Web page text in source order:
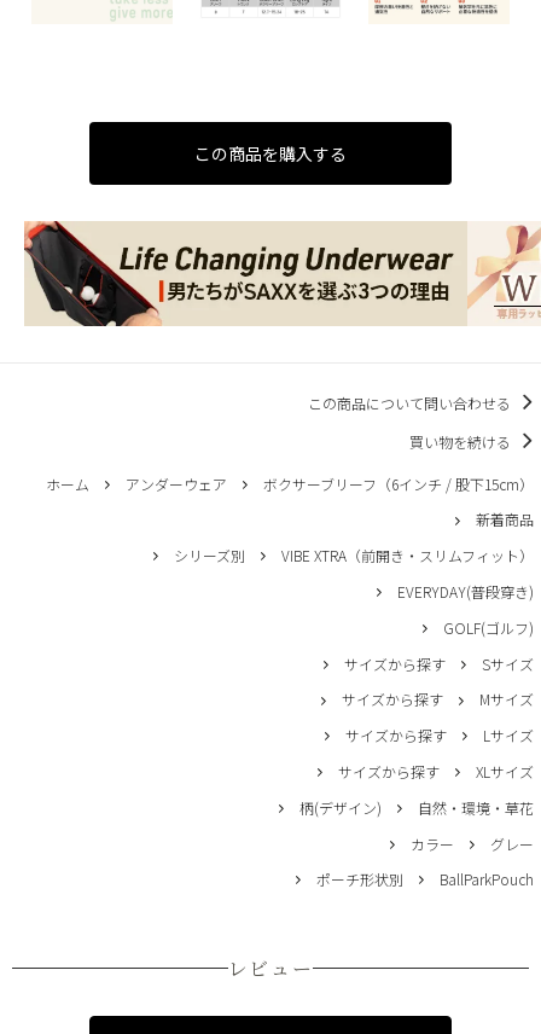
この商品を購入する
この商品について問い合わせる
買い物を続ける
ホーム アンダーウェア
ボクサーブリーフ（6インチ / 股下15cm）
新着商品
シリーズ別
VIBE XTRA（前開き・スリムフィット）
EVERYDAY(普段穿き)
GOLF(ゴルフ)
サイズから探す
Sサイズ
サイズから探す
Mサイズ
サイズから探す
Lサイズ
サイズから探す
XLサイズ
柄(デザイン)
自然・環境・草花
カラー
グレー
ポーチ形状別
BallParkPouch
レビュー